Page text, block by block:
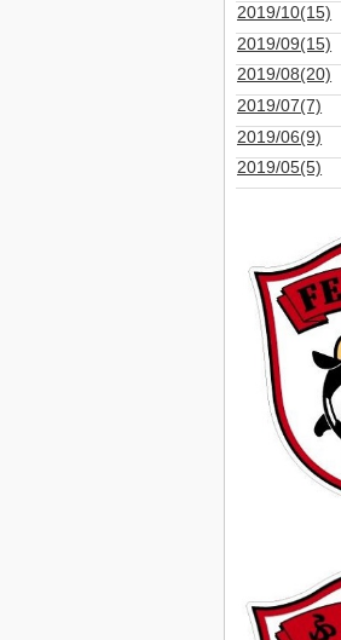
2019/10(15)
2019/09(15)
2019/08(20)
2019/07(7)
2019/06(9)
2019/05(5)